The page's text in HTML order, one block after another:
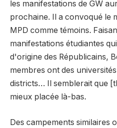
les manifestations de GW
prochaine. Il a convoqué le
MPD comme témoins.
manifestations étudiantes
d'origine des Républicains,
membres ont des
districts… Il semblerait que
mieux placée là-bas.
Des campements similaires